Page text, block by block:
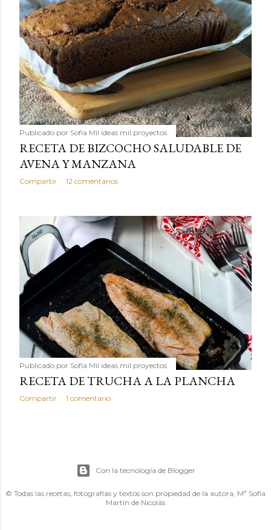
Publicado por Sofía Mil ideas mil proyectos
RECETA DE BIZCOCHO SALUDABLE DE
AVENA Y MANZANA
Compartir 12 comentarios
Publicado por Sofía Mil ideas mil proyectos
RECETA DE TRUCHA A LA PLANCHA
Compartir 1 comentario
Con la tecnología de Blogger
© Todas las recetas, fotografías y textos son propiedad de la autora, Mª Sofía
Martín de Nicolás